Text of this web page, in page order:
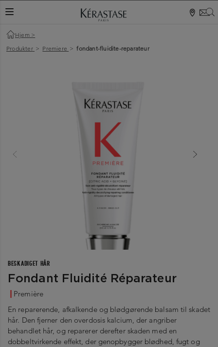
NAVIGATIONSKNAP
Hjem >
Produkter > Premiere > fondant-fluidite-reparateur
BESKADIGET HÅR
Fondant Fluidité Réparateur
Première
En reparerende, afkalkende og blødgørende balsam til skadet
hår. Den fjerner den overdosis kalcium, der angriber
behandlet hår, og reparerer derefter skaden med en
dobbeltvirkende effekt, der genopbygger blødhed, fugt og